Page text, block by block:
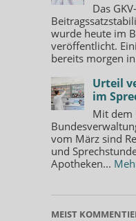
Das GKV-
wurde heute im
veröffentlicht.
bereits morgen
Urteil
im
Mit dem
vom März sind
und
Apotheken...
MEIST